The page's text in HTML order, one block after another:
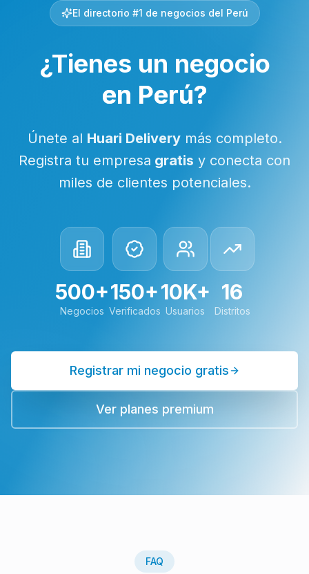
El directorio #1 de negocios del Perú
¿Tienes un negocio
en Perú?
Únete al Huari Deliverymás completo.
Registra tu empresa gratis y conecta con
miles de clientes potenciales.
500+
Negocios
150+
Verificados
10K+
Usuarios
16
Distritos
Registrar mi negocio gratis
Ver planes premium
FAQ